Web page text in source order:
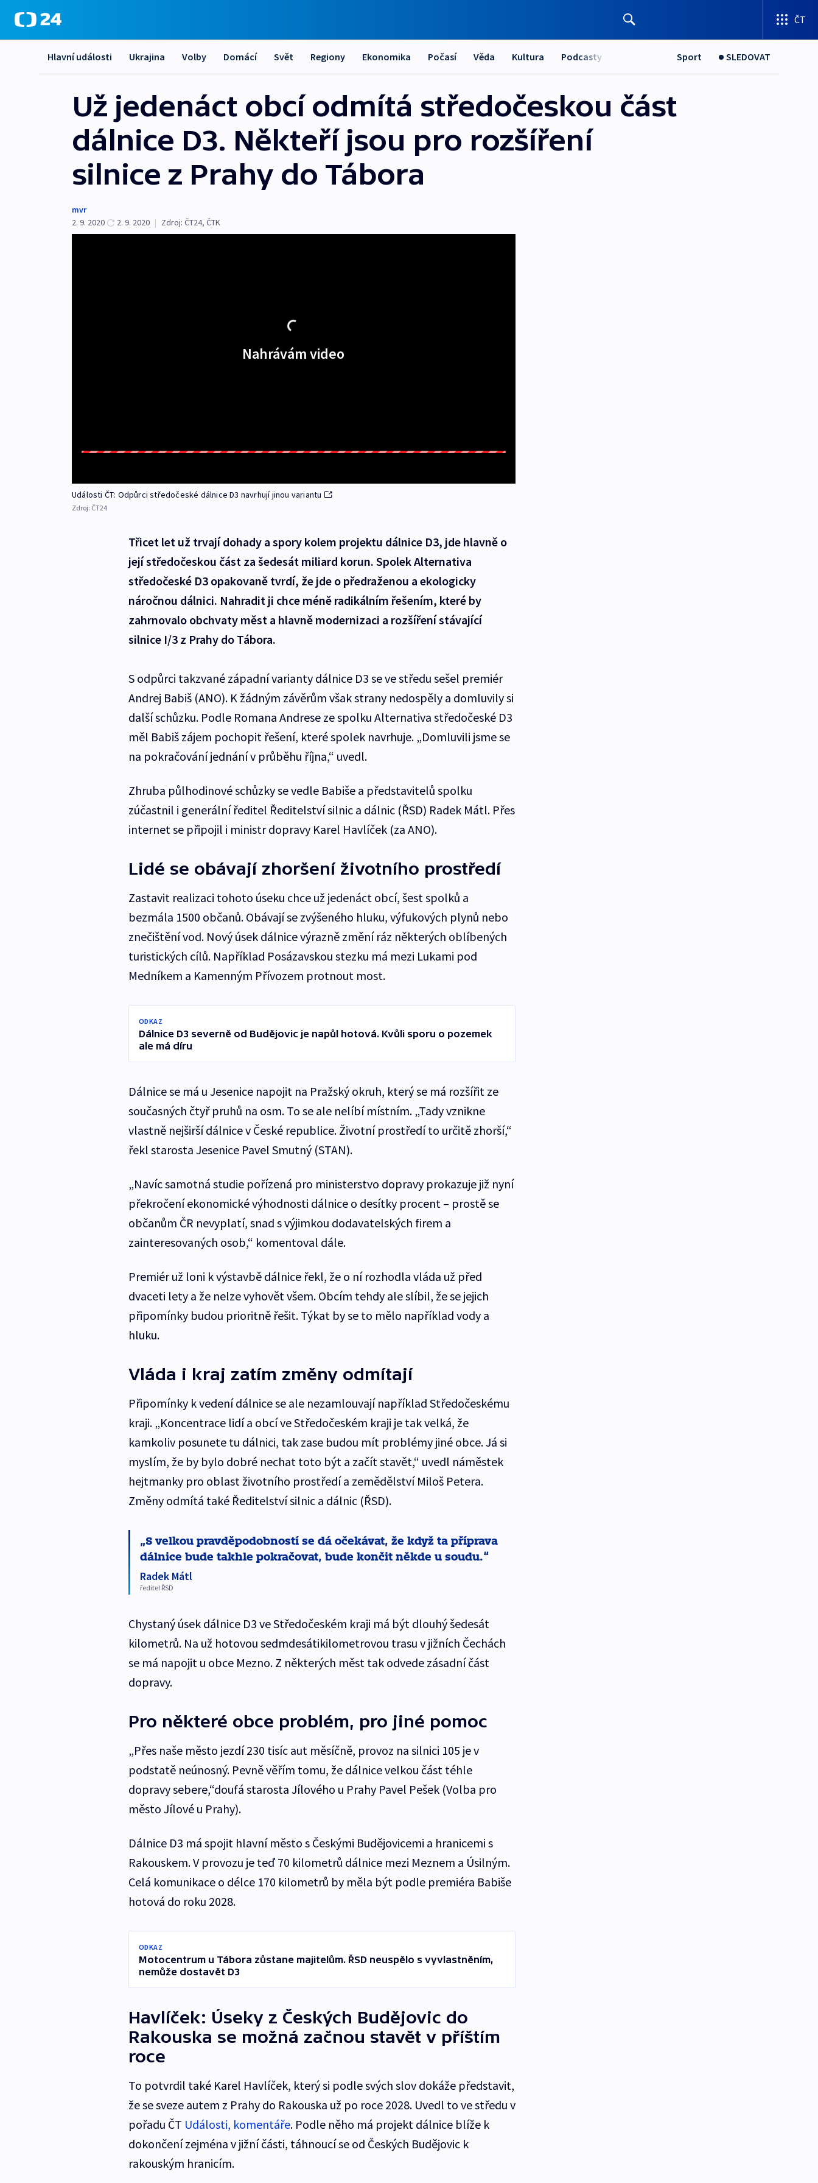
ČT
Hlavní události Ukrajina Volby Domácí Svět Regiony Ekonomika Počasí Věda Kultura Podcasty Sport SLEDOVAT
Už jedenáct obcí odmítá středočeskou část
dálnice D3. Někteří jsou pro rozšíření
silnice z Prahy do Tábora
mvr
2. 9. 2020
2. 9. 2020 | Zdroj: ČT24, ČTK
Nahrávám video
Události ČT: Odpůrci středočeské dálnice D3 navrhují jinou variantu
Zdroj: ČT24
Třicet let už trvají dohady a spory kolem projektu dálnice D3, jde hlavně o
její středočeskou část za šedesát miliard korun. Spolek Alternativa
středočeské D3 opakovaně tvrdí, že jde o předraženou a ekologicky
náročnou dálnici. Nahradit ji chce méně radikálním řešením, které by
zahrnovalo obchvaty měst a hlavně modernizaci a rozšíření stávající
silnice I/3 z Prahy do Tábora.
S odpůrci takzvané západní varianty dálnice D3 se ve středu sešel premiér
Andrej Babiš (ANO). K žádným závěrům však strany nedospěly a domluvily si
další schůzku. Podle Romana Andrese ze spolku Alternativa středočeské D3
měl Babiš zájem pochopit řešení, které spolek navrhuje. „Domluvili jsme se
na pokračování jednání v průběhu října,“ uvedl.
Zhruba půlhodinové schůzky se vedle Babiše a představitelů spolku
zúčastnil i generální ředitel Ředitelství silnic a dálnic (ŘSD) Radek Mátl. Přes
internet se připojil i ministr dopravy Karel Havlíček (za ANO).
Lidé se obávají zhoršení životního prostředí
Zastavit realizaci tohoto úseku chce už jedenáct obcí, šest spolků a
bezmála 1500 občanů. Obávají se zvýšeného hluku, výfukových plynů nebo
znečištění vod. Nový úsek dálnice výrazně změní ráz některých oblíbených
turistických cílů. Například Posázavskou stezku má mezi Lukami pod
Medníkem a Kamenným Přívozem protnout most.
ODKAZ
Dálnice D3 severně od Budějovic je napůl hotová. Kvůli sporu o pozemek
ale má díru
Dálnice se má u Jesenice napojit na Pražský okruh, který se má rozšířit ze
současných čtyř pruhů na osm. To se ale nelíbí místním. „Tady vznikne
vlastně nejširší dálnice v České republice. Životní prostředí to určitě zhorší,“
řekl starosta Jesenice Pavel Smutný (STAN).
„Navíc samotná studie pořízená pro ministerstvo dopravy prokazuje již nyní
překročení ekonomické výhodnosti dálnice o desítky procent – prostě se
občanům ČR nevyplatí, snad s výjimkou dodavatelských firem a
zainteresovaných osob,“ komentoval dále.
Premiér už loni k výstavbě dálnice řekl, že o ní rozhodla vláda už před
dvaceti lety a že nelze vyhovět všem. Obcím tehdy ale slíbil, že se jejich
připomínky budou prioritně řešit. Týkat by se to mělo například vody a
hluku.
Vláda i kraj zatím změny odmítají
Připomínky k vedení dálnice se ale nezamlouvají například Středočeskému
kraji. „Koncentrace lidí a obcí ve Středočeském kraji je tak velká, že
kamkoliv posunete tu dálnici, tak zase budou mít problémy jiné obce. Já si
myslím, že by bylo dobré nechat toto být a začít stavět,“ uvedl náměstek
hejtmanky pro oblast životního prostředí a zemědělství Miloš Petera.
Změny odmítá také Ředitelství silnic a dálnic (ŘSD).
S velkou pravděpodobností se dá očekávat, že když ta příprava
dálnice bude takhle pokračovat, bude končit někde u soudu.
Radek Mátl
ředitel ŘSD
Chystaný úsek dálnice D3 ve Středočeském kraji má být dlouhý šedesát
kilometrů. Na už hotovou sedmdesátikilometrovou trasu v jižních Čechách
se má napojit u obce Mezno. Z některých měst tak odvede zásadní část
dopravy.
Pro některé obce problém, pro jiné pomoc
„Přes naše město jezdí 230 tisíc aut měsíčně, provoz na silnici 105 je v
podstatě neúnosný. Pevně věřím tomu, že dálnice velkou část téhle
dopravy sebere,“doufá starosta Jílového u Prahy Pavel Pešek (Volba pro
město Jílové u Prahy).
Dálnice D3 má spojit hlavní město s Českými Budějovicemi a hranicemi s
Rakouskem. V provozu je teď 70 kilometrů dálnice mezi Meznem a Úsilným.
Celá komunikace o délce 170 kilometrů by měla být podle premiéra Babiše
hotová do roku 2028.
ODKAZ
Motocentrum u Tábora zůstane majitelům. ŘSD neuspělo s vyvlastněním,
nemůže dostavět D3
Havlíček: Úseky z Českých Budějovic do
Rakouska se možná začnou stavět v příštím
roce
To potvrdil také Karel Havlíček, který si podle svých slov dokáže představit,
že se sveze autem z Prahy do Rakouska už po roce 2028. Uvedl to ve středu v
pořadu ČT Události, komentáře. Podle něho má projekt dálnice blíže k
dokončení zejména v jižní části, táhnoucí se od Českých Budějovic k
rakouským hranicím.